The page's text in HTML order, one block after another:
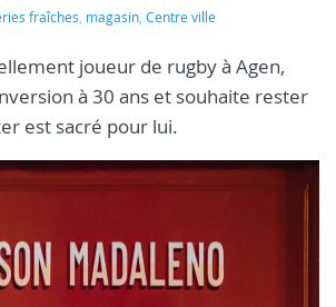
fraîches, magasin, Centre ville
joueur de rugby à Agen,
à 30 ans et souhaite rester
est sacré pour lui.